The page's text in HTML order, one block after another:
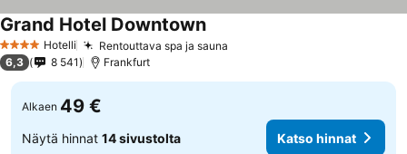
4 Tähtiluokitus
Hotelli Rentouttava spa ja sauna
Grand Hotel Downtown
6,3 8 541 Frankfurt
Alkaen 49 €
Näytä hinnat 14 sivustolta Katso hinnat